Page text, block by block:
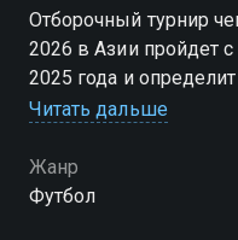
Отборочный турнир
2026 в Азии пройдет с
2025 года и
2026 года от АФК.
Кубок Азии 2027 года
Читать дальше
Жанр
Футбол